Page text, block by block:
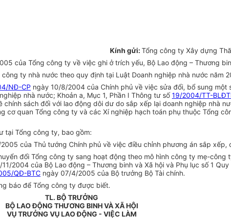
Kính gửi:Tổng công ty Xây dựng
của Tổng công ty về việc ghi ở trích yếu, Bộ Lao động – Thương
ty nhà nước theo quy định tại Luật Doanh nghiệp nhà nước năm
NĐ-CP ngày 10/8/2004 của Chính phủ về việc sửa đổi, bổ sung
nhà nước; Khoản a, Mục 1, Phần I Thông tư số19/2004/TT-
chính sách đối với lao động dôi dư do sắp xếp lại doanh nghiệp nhà
cơ quan Tổng công ty và các Xí nghiệp hạch toán phụ thuộc Tổng
tại Tổng công ty, bao gồm:
của Thủ tướng Chính phủ về việc điều chỉnh phương án sắp
đổi Tổng công ty sang hoạt động theo mô hình công ty mẹ-
11/2004 của Bộ Lao động – Thương binh và Xã hội và Phụ lục số 1
QĐ-BTC ngày 07/4/2005 của Bộ trưởng Bộ Tài chính.
báo để Tổng công ty được biết.
TL. BỘ TRƯỞNG
BỘ LAO ĐỘNG THƯƠNG BINH VÀ XÃ HỘI
VỤ TRƯỞNG VỤ LAO ĐỘNG - VIỆC LÀM